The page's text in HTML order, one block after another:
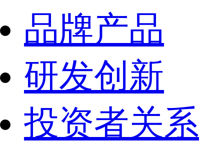
品牌产品
研发创新
投资者关系